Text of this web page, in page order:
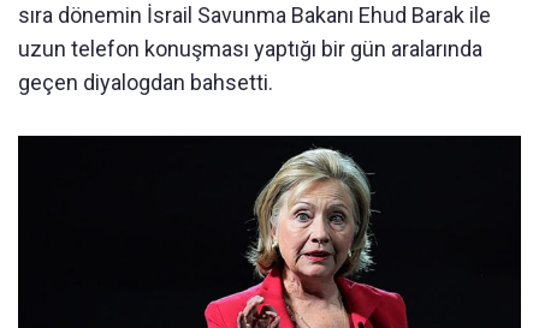
sıra dönemin İsrail Savunma Bakanı Ehud Barak ile
uzun telefon konuşması yaptığı bir gün aralarında
geçen diyalogdan bahsetti.